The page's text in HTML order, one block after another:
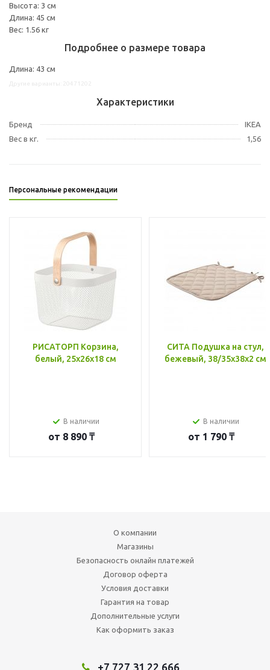
Высота: 3 см
Длина: 45 см
Вес: 1.56 кг
Подробнее о размере товара
Длина: 43 см
Характеристики
Бренд
IKEA
Вес в кг.
1,56
Персональные рекомендации
РИСАТОРП Корзина,
белый, 25x26x18 см
В наличии
от 8 890 ₸
СИТА Подушка на стул,
бежевый, 38/35x38x2 см
В наличии
от 1 790 ₸
О компании
Магазины
Безопасность онлайн платежей
Договор оферта
Условия доставки
Гарантия на товар
Дополнительные услуги
Как оформить заказ
+7 727 31 22 666